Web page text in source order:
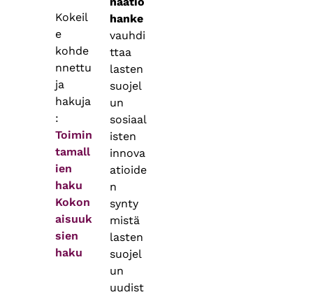
Kokeil
e
kohde
nnettu
ja
hakuja
:
Toimin
tamall
ien
haku
Kokon
aisuuk
sien
haku
hanke
vauhdi
ttaa
lasten
suojel
un
sosiaal
isten
innova
atioide
n
synty
mistä
lasten
suojel
un
uudist